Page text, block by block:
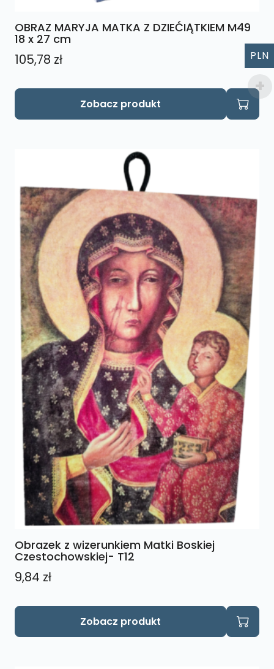
OBRAZ MARYJA MATKA Z DZIEĆIĄTKIEM M49
18 x 27 cm
105,78 zł
Zobacz produkt
Obrazek z wizerunkiem Matki Boskiej
Czestochowskiej- T12
9,84 zł
Zobacz produkt
PLN